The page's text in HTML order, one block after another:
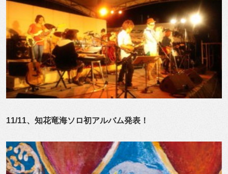
11/11、知花竜海ソロ初アルバム発表！